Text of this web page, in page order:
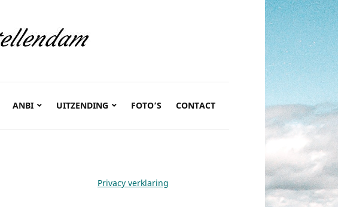
ANBI UITZENDING FOTO’S CONTACT
Privacy verklaring